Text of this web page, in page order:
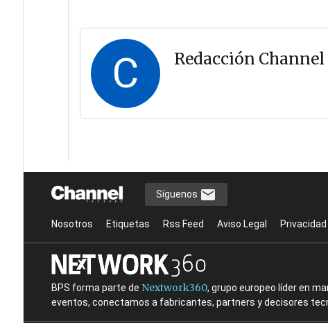
C Redacción
Síguenos
Nosotros Etiquetas Rss Feed Aviso Legal Privacidad
BPS forma parte de Nextwork360, grupo europeo líder en
eventos, conectamos a fabricantes, partners y decisores